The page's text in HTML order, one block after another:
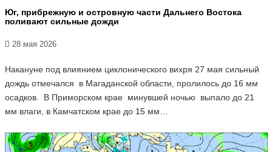
Юг, прибрежную и островную части Дальнего Востока
поливают сильные дожди
28 мая 2026
Накануне под влиянием циклонического вихря 27 мая сильный
дождь отмечался в Магаданской области, пролилось до 16 мм
осадков. В Приморском крае минувшей ночью выпало до 21
мм влаги, в Камчатском крае до 15 мм…